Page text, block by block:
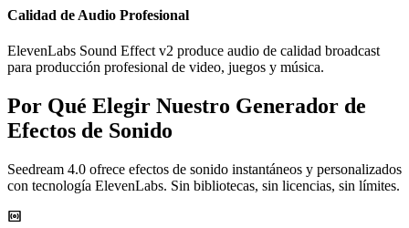
Calidad de Audio Profesional
ElevenLabs Sound Effect v2 produce audio de calidad broadcast
para producción profesional de video, juegos y música.
Por Qué Elegir Nuestro Generador de
Efectos de Sonido
Seedream 4.0 ofrece efectos de sonido instantáneos y personalizados
con tecnología ElevenLabs. Sin bibliotecas, sin licencias, sin límites.